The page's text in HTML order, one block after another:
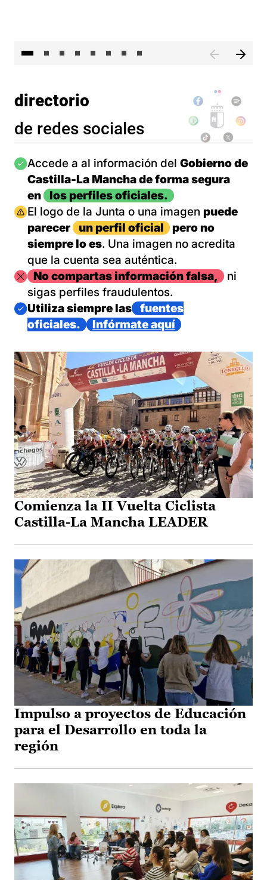
directorio
de redes sociales
Imagen
Accede a al información del Gobierno de
Castilla-La Mancha de forma segura
en
los perfiles oficiales.
Imagen
El logo de la Junta o una imagen puede
parecer
un perfil oficial
pero no
siempre lo es. Una imagen no acredita
que la cuenta sea auténtica.
ImagenNo compartas información falsa,
ni
sigas perfiles fraudulentos.
Imagen
Utiliza siempre las
fuentes
oficiales.
Infórmate aquí
Comienza la II Vuelta Ciclista
Castilla-La Mancha LEADER
Impulso a proyectos de Educación
para el Desarrollo en toda la
región